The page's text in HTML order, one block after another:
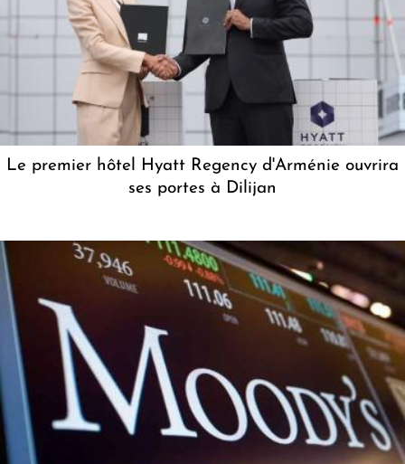
Le premier hôtel Hyatt Regency d'Arménie ouvrira
ses portes à Dilijan